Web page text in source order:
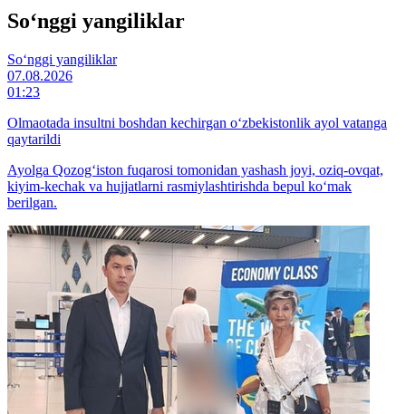
So‘nggi yangiliklar
So‘nggi yangiliklar
07.08.2026
01:23
Olmaotada insultni boshdan kechirgan o‘zbekistonlik ayol vatanga
qaytarildi
Ayolga Qozog‘iston fuqarosi tomonidan yashash joyi, oziq-ovqat,
kiyim-kechak va hujjatlarni rasmiylashtirishda bepul ko‘mak
berilgan.